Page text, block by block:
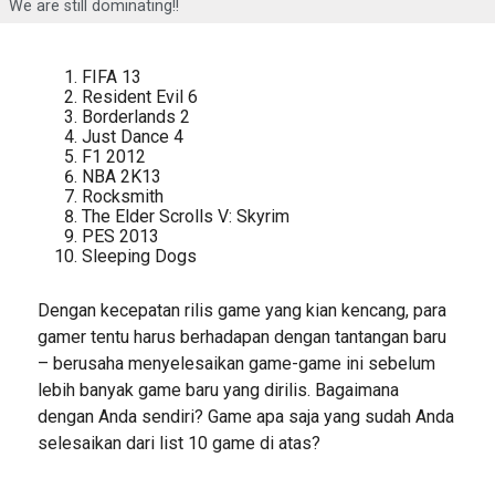
We are still dominating!!
FIFA 13
Resident Evil 6
Borderlands 2
Just Dance 4
F1 2012
NBA 2K13
Rocksmith
The Elder Scrolls V: Skyrim
PES 2013
Sleeping Dogs
Dengan kecepatan rilis game yang kian kencang, para
gamer tentu harus berhadapan dengan tantangan baru
– berusaha menyelesaikan game-game ini sebelum
lebih banyak game baru yang dirilis. Bagaimana
dengan Anda sendiri? Game apa saja yang sudah Anda
selesaikan dari list 10 game di atas?